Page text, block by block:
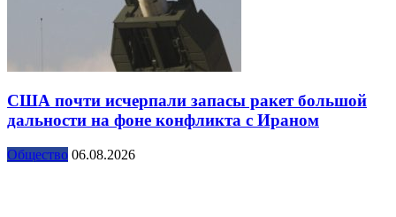
США почти исчерпали запасы ракет большой
дальности на фоне конфликта с Ираном
Общество 06.08.2026